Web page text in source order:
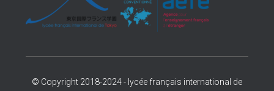
© Copyright 2018-2024 - lycée français international de